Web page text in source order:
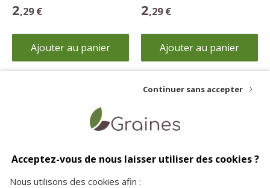
2,29 €
Ajouter au panier
2,29 €
Ajouter au panier
dès 35€ d'achat
vos achats en toute
sécurité sur notre site
à votre écoute pour plus
d'informations
Continuer sans accepter
Acceptez-vous de nous laisser utiliser des cookies ?
Nous utilisons des cookies afin :